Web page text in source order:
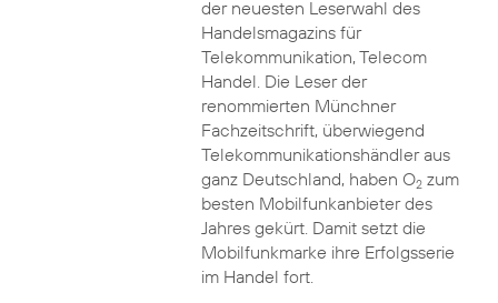
der neuesten Leserwahl des
Handelsmagazins für
Telekommunikation, Telecom
Handel. Die Leser der
renommierten Münchner
Fachzeitschrift, überwiegend
Telekommunikationshändler aus
ganz Deutschland, haben O2zum
besten Mobilfunkanbieter des
Jahres gekürt. Damit setzt die
Mobilfunkmarke ihre Erfolgsserie
im Handel fort.